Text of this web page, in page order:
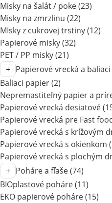
Misky na šalát / poke(23)
Misky na zmrzlinu (22)
MIsky z cukrovej trstiny(12)
Papierové misky(32)
PET / PP misky(21)
Papierové vrecká a
Baliaci papier(2)
Nepremastiteľný papier a
Papierové vrecká desiatové
Papierové vrecká pre Fast
Papierové vrecká s krížovým
Papierové vrecká s okienkom
Papierové vrecká s plochým
Poháre a fľaše(74)
BIOplastové poháre(11)
EKO papierové poháre(15)